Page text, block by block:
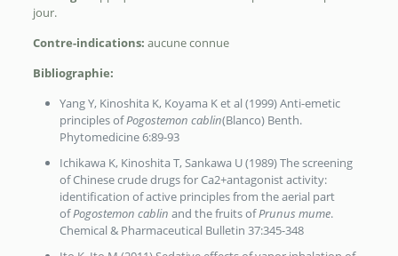
jour.
Contre-indications: aucune connue
Bibliographie:
Yang Y, Kinoshita K, Koyama K et al (1999) Anti-emetic
principles ofPogostemon cablin(Blanco) Benth.
Phytomedicine 6:89-93
Ichikawa K, Kinoshita T, Sankawa U (1989) The screening
of Chinese crude drugs for Ca2+antagonist activity:
identification of active principles from the aerial part
ofPogostemon cablin and the fruits ofPrunus mume.
Chemical & Pharmaceutical Bulletin 37:345-348